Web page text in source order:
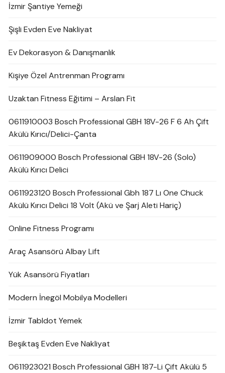
İzmir Şantiye Yemeği
Şişli Evden Eve Nakliyat
Ev Dekorasyon & Danışmanlık
Kişiye Özel Antrenman Programı
Uzaktan Fitness Eğitimi – Arslan Fit
0611910003 Bosch Professional GBH 18V-26 F 6 Ah Çift
Akülü Kırıcı/Delici-Çanta
0611909000 Bosch Professional GBH 18V-26 (Solo)
Akülü Kırıcı Delici
0611923120 Bosch Professional Gbh 187 Lı One Chuck
Akülü Kırıcı Delici 18 Volt (Akü ve Şarj Aleti Hariç)
Online Fitness Programı
Araç Asansörü Albay Lift
Yük Asansörü Fiyatları
Modern İnegöl Mobilya Modelleri
İzmir Tabldot Yemek
Beşiktaş Evden Eve Nakliyat
0611923021 Bosch Professional GBH 187-Li Çift Akülü 5